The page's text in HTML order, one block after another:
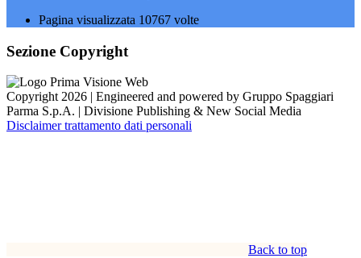
Pagina visualizzata 10767 volte
Sezione Copyright
Copyright 2026 | Engineered and powered by Gruppo Spaggiari
Parma S.p.A. | Divisione Publishing & New Social Media
Disclaimer trattamento dati personali
Back to top